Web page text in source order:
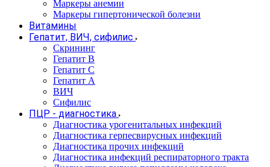
Маркеры анемии
Маркеры гипертонической болезни
Витамины
Гепатит, ВИЧ, сифилис
Скрининг
Гепатит В
Гепатит С
Гепатит А
ВИЧ
Сифилис
ПЦР - диагностика
Диагностика урогенитальных инфекций
Диагностика герпесвирусных инфекций
Диагностика прочих инфекций
Диагностика инфекций респираторного тракта